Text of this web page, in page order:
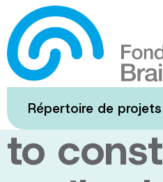
Passer
au
contenu
principal
Répertoire de projets
Using
to